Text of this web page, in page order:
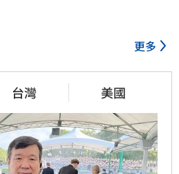
更多
台灣 美國